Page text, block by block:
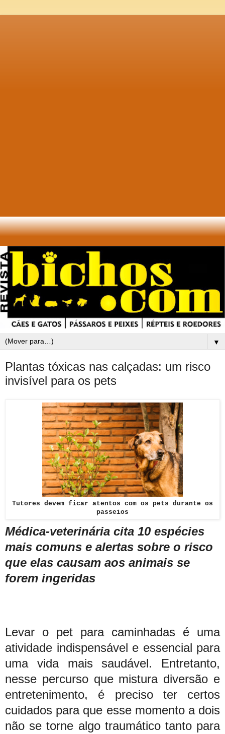
▼
Plantas tóxicas nas calçadas: um risco
invisível para os pets
Tutores devem ficar atentos com os pets durante os
passeios
Médica-veterinária cita 10 espécies
mais comuns e alertas sobre o risco
que elas causam aos animais se
forem ingeridas
Levar o pet para caminhadas é uma
atividade indispensável e essencial para
uma vida mais saudável. Entretanto,
nesse percurso que mistura diversão e
entretenimento, é preciso ter certos
cuidados para que esse momento a dois
não se torne algo traumático tanto para